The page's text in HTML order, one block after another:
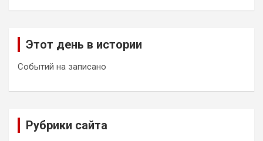
Этот день в истории
Событий на записано
Рубрики сайта